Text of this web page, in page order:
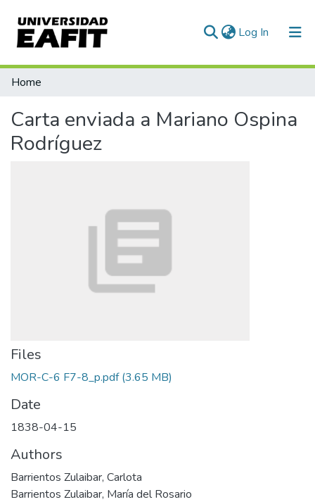
Log In (current)
Communities & Collections
Statistics
Home
Carta enviada a Mariano Ospina
Rodríguez
Files
MOR-C-6 F7-8_p.pdf(3.65 MB)
Date
1838-04-15
Authors
Barrientos Zulaibar, Carlota
Barrientos Zulaibar, María del Rosario